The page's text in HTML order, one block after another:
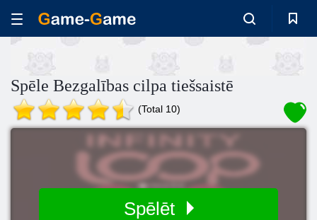
Spēle Bezgalības cilpa tiešsaistē
(Total 10)
Spēlēt